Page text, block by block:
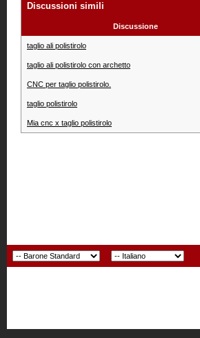
Discussioni simili
Discussione
taglio ali polistirolo
taglio ali polistirolo con archetto
CNC per taglio polistirolo.
taglio polistirolo
Mia cnc x taglio polistirolo